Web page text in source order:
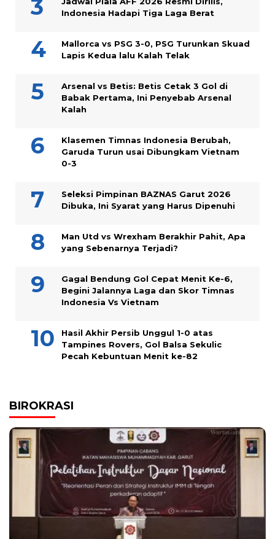
Indonesia Hadapi Tiga Laga Berat
Mallorca vs PSG 3-0, PSG Turunkan Skuad
Lapis Kedua lalu Kalah Telak
Arsenal vs Betis: Betis Cetak 3 Gol di
Babak Pertama, Ini Penyebab Arsenal
Kalah
Klasemen Timnas Indonesia Berubah,
Garuda Turun usai Dibungkam Vietnam
0-3
Seleksi Pimpinan BAZNAS Garut 2026
Dibuka, Ini Syarat yang Harus Dipenuhi
Man Utd vs Wrexham Berakhir Pahit, Apa
yang Sebenarnya Terjadi?
Gagal Bendung Gol Cepat Menit Ke-6,
Begini Jalannya Laga dan Skor Timnas
Indonesia Vs Vietnam
Hasil Akhir Persib Unggul 1-0 atas
Tampines Rovers, Gol Balsa Sekulic
Pecah Kebuntuan Menit ke-82
BIROKRASI